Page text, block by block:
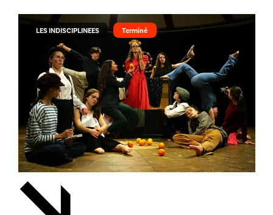
LES INDISCIPLINEES Terminé